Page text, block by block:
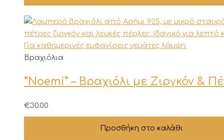
Βραχιόλια
“Noemi” – Βραχιόλι με Ζιργκόν &
€30.00
Προσθήκη στο καλάθι